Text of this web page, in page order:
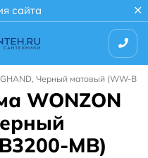
сайта
Черный матовый (WW-
WONZON
MB)